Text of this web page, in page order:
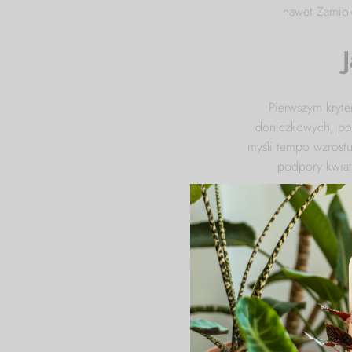
nawet
Pierwszym
doniczkowych,
myśli tempo
podpory
Możesz
Jeśli
strzeliste
W przypadku